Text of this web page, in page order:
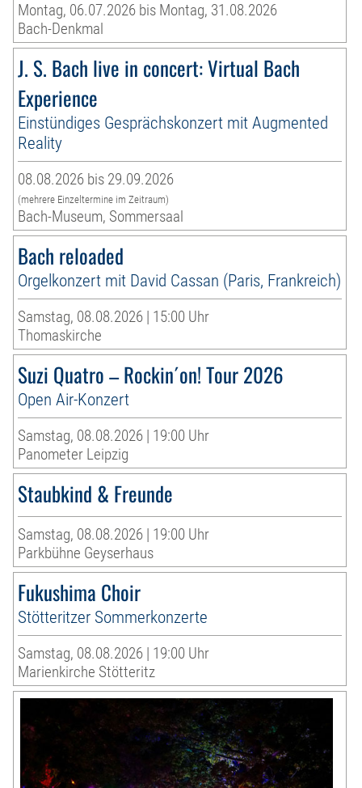
Montag, 06.07.2026 bis Montag, 31.08.2026
Bach-Denkmal
J. S. Bach live in concert: Virtual Bach
Experience
Einstündiges Gesprächskonzert mit Augmented
Reality
08.08.2026 bis 29.09.2026
(mehrere Einzeltermine im Zeitraum)
Bach-Museum, Sommersaal
Bach reloaded
Orgelkonzert mit David Cassan (Paris, Frankreich)
Samstag, 08.08.2026 | 15:00 Uhr
Thomaskirche
Suzi Quatro – Rockin´on! Tour 2026
Open Air-Konzert
Samstag, 08.08.2026 | 19:00 Uhr
Panometer Leipzig
Staubkind & Freunde
Samstag, 08.08.2026 | 19:00 Uhr
Parkbühne Geyserhaus
Fukushima Choir
Stötteritzer Sommerkonzerte
Samstag, 08.08.2026 | 19:00 Uhr
Marienkirche Stötteritz